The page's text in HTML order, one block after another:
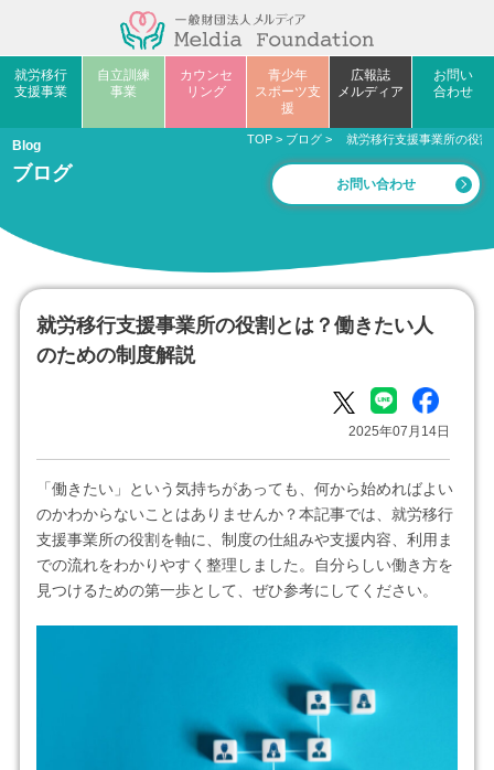
就労移行
支援事業
自立訓練
事業
カウンセ
リング
青少年
スポーツ支
援
広報誌
メルディア
お問い
合わせ
Blog
ブログ
TOP > ブログ > 就労移行支援事業所の役
お問い合わせ
就労移行支援事業所の役割とは？働きたい人
のための制度解説
2025年07月14日
「働きたい」という気持ちがあっても、何から始めればよい
のかわからないことはありませんか？本記事では、就労移行
支援事業所の役割を軸に、制度の仕組みや支援内容、利用ま
での流れをわかりやすく整理しました。自分らしい働き方を
見つけるための第一歩として、ぜひ参考にしてください。